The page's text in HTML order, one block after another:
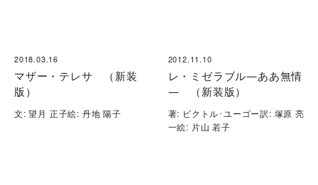
2018.03.16
マザー・テレサ （新装
版）
文: 望月 正子絵: 丹地 陽子
2012.11.10
レ・ミゼラブル―ああ無情
― （新装版）
著: ビクトル･ユーゴー訳: 塚原 亮
一絵: 片山 若子